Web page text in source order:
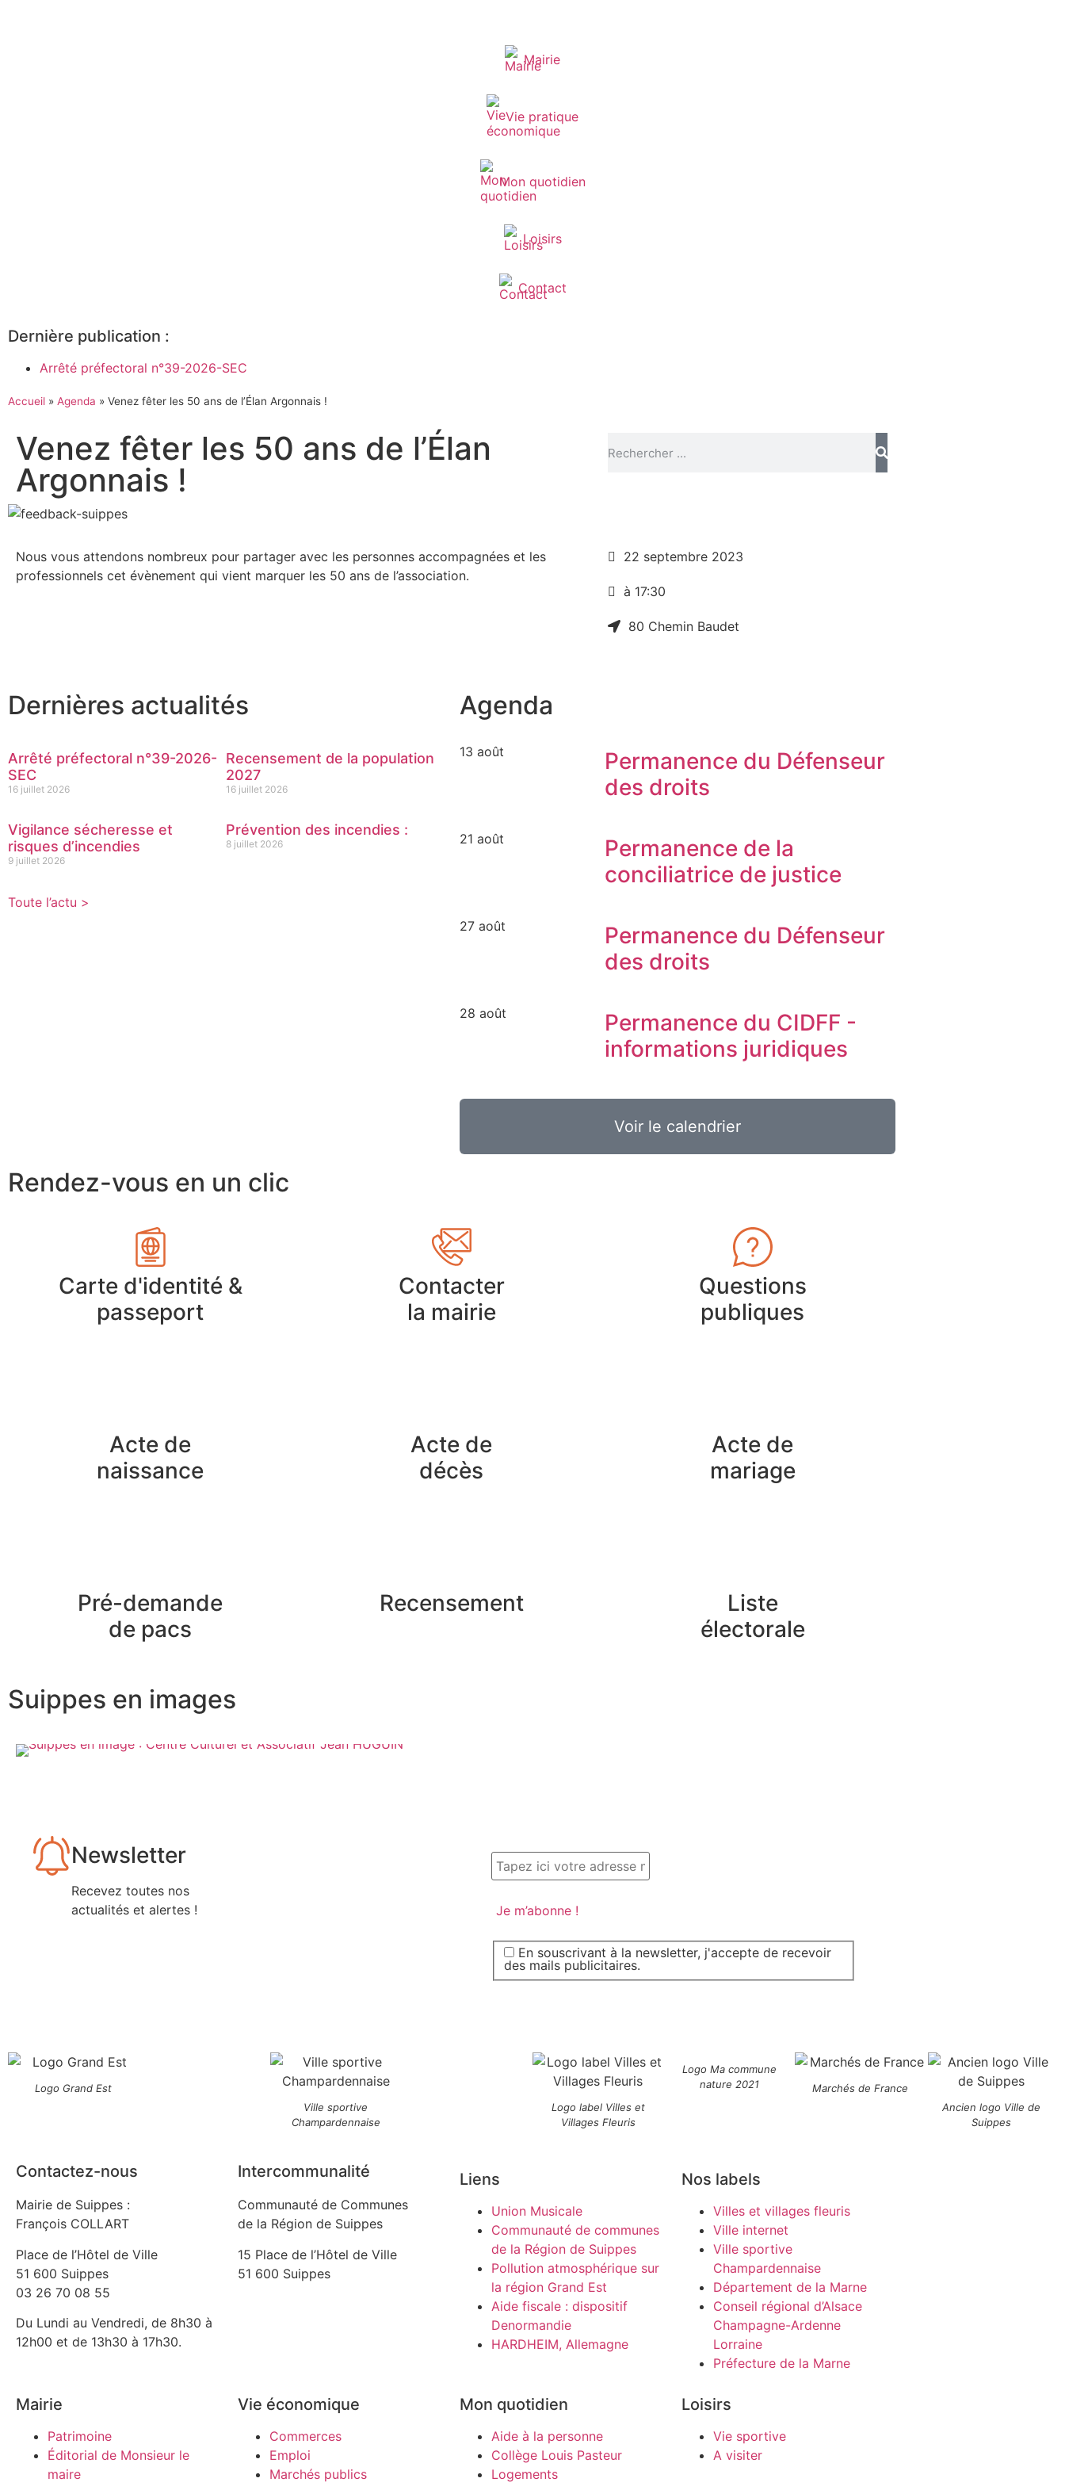
Mairie
Vie pratique
Mon quotidien
Loisirs
Contact
Dernière publication :
Arrêté préfectoral n°39-2026-SEC
Accueil » Agenda » Venez fêter les 50 ans de l’Élan Argonnais !
Venez fêter les 50 ans de l’Élan
Argonnais !
Nous vous attendons nombreux pour partager avec les personnes accompagnées et les
professionnels cet évènement qui vient marquer les 50 ans de l’association.
22 septembre 2023
à 17:30
80 Chemin Baudet
Dernières actualités
Arrêté préfectoral n°39-2026-
SEC
16 juillet 2026
Recensement de la population
2027
16 juillet 2026
Vigilance sécheresse et
risques d’incendies
9 juillet 2026
Prévention des incendies :
8 juillet 2026
Toute l’actu >
Agenda
13 août
Permanence du Défenseur
des droits
21 août
Permanence de la
conciliatrice de justice
27 août
Permanence du Défenseur
des droits
28 août
Permanence du CIDFF -
informations juridiques
Voir le calendrier
Rendez-vous en un clic
Carte d'identité &
passeport
Contacter
la mairie
Questions
publiques
Acte de
naissance
Acte de
décès
Acte de
mariage
Pré-demande
de pacs
Recensement
Liste
électorale
Suippes en images
Newsletter
Recevez toutes nos
actualités et alertes !
En souscrivant à la newsletter, j'accepte de recevoir
des mails publicitaires.
Logo Grand Est
Ville sportive
Champardennaise
Logo label Villes et
Villages Fleuris
Logo Ma commune
nature 2021
Marchés de France
Ancien logo Ville de
Suippes
Contactez-nous
Mairie de Suippes :
François COLLART
Place de l’Hôtel de Ville
51 600 Suippes
03 26 70 08 55
Du Lundi au Vendredi, de 8h30 à
12h00 et de 13h30 à 17h30.
Intercommunalité
Communauté de Communes
de la Région de Suippes
15 Place de l’Hôtel de Ville
51 600 Suippes
Liens
Union Musicale
Communauté de communes
de la Région de Suippes
Pollution atmosphérique sur
la région Grand Est
Aide fiscale : dispositif
Denormandie
HARDHEIM, Allemagne
Nos labels
Villes et villages fleuris
Ville internet
Ville sportive
Champardennaise
Département de la Marne
Conseil régional d’Alsace
Champagne-Ardenne
Lorraine
Préfecture de la Marne
Mairie
Patrimoine
Éditorial de Monsieur le
maire
Vie économique
Commerces
Emploi
Marchés publics
Mon quotidien
Aide à la personne
Collège Louis Pasteur
Logements
Loisirs
Vie sportive
A visiter